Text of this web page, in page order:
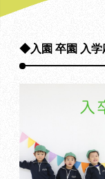
◆入園 卒園 入学